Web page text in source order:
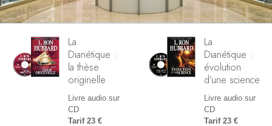
La
Dianétique :
la thèse
originelle
Livre audio sur
CD
Tarif 23 €
La
Dianétique :
évolution
d’une science
Livre audio sur
CD
Tarif 23 €